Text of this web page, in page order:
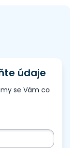
údaje
se Vám co